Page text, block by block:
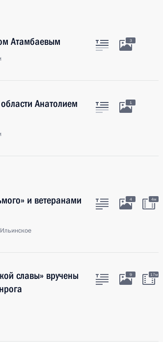
Атамбаевым
3
Анатолием
1
и ветеранами
4 4м
славы» вручены
9 17м